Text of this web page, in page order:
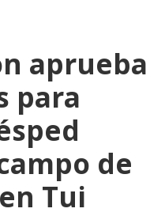
aprueba
para
de
Tui